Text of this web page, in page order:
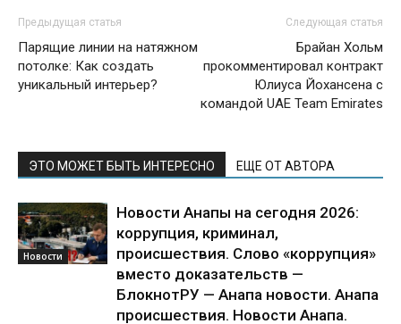
Предыдущая статья
Парящие линии на натяжном
потолке: Как создать
уникальный интерьер?
Следующая статья
Брайан Хольм
прокомментировал контракт
Юлиуса Йохансена с
командой UAE Team Emirates
ЭТО МОЖЕТ БЫТЬ ИНТЕРЕСНО ЕЩЕ ОТ АВТОРА
Новости
Новости Анапы на сегодня 2026:
коррупция, криминал,
происшествия. Слово «коррупция»
вместо доказательств —
БлокнотРУ — Анапа новости. Анапа
происшествия. Новости Анапа.